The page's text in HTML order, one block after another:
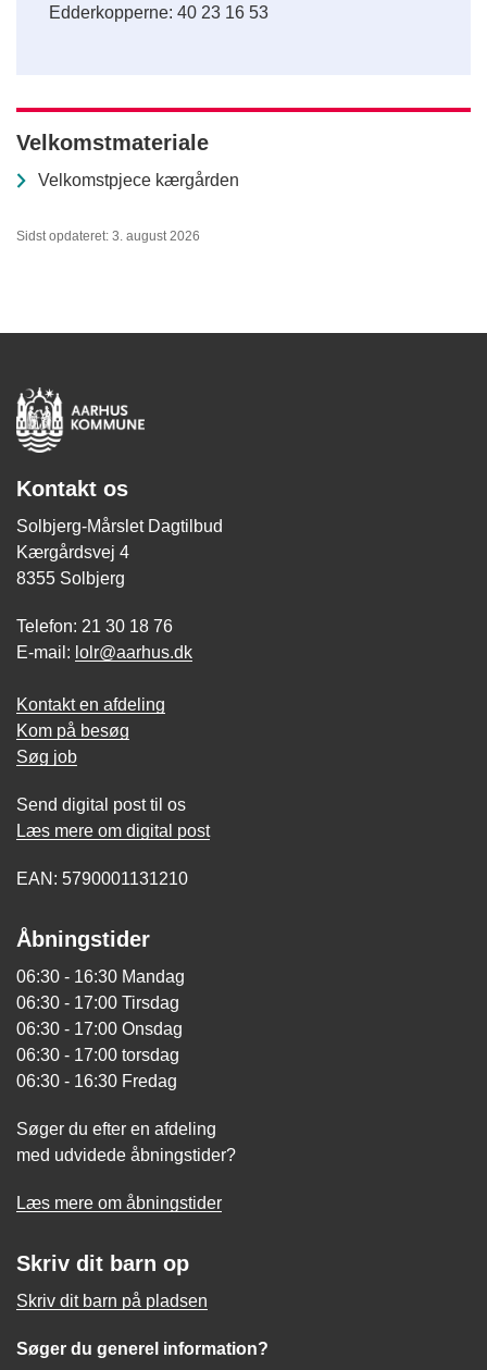
Edderkopperne: 40 23 16 53
Velkomstmateriale
Velkomstpjece kærgården
Sidst opdateret: 3. august 2026
Kontakt os
Solbjerg-Mårslet Dagtilbud
Kærgårdsvej 4
8355 Solbjerg
Telefon: 21 30 18 76
E-mail: lolr@aarhus.dk
Kontakt en afdeling
Kom på besøg
Søg job
Send digital post til os
Læs mere om digital post
EAN: 5790001131210
Åbningstider
06:30 - 16:30 Mandag
06:30 - 17:00 Tirsdag
06:30 - 17:00 Onsdag
06:30 - 17:00 torsdag
06:30 - 16:30 Fredag
Søger du efter en afdeling
med udvidede åbningstider?
Læs mere om åbningstider
Skriv dit barn op
Skriv dit barn på pladsen
Søger du generel information?